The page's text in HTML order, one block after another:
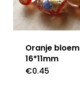
Oranje bloem
16*11mm
€0.45